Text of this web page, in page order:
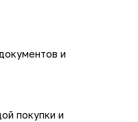
и
покупки и